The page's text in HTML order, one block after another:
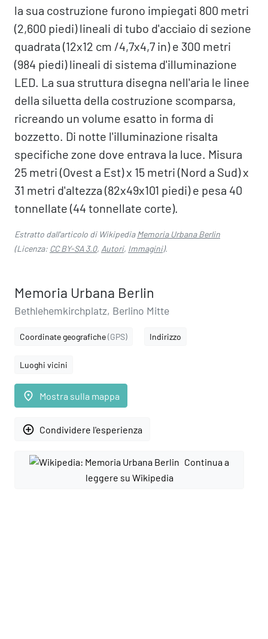
la sua costruzione furono impiegati 800 metri
(2,600 piedi) lineali di tubo d'acciaio di sezione
quadrata (12x12 cm /4,7x4,7 in) e 300 metri
(984 piedi) lineali di sistema d'illuminazione
LED. La sua struttura disegna nell'aria le linee
della siluetta della costruzione scomparsa,
ricreando un volume esatto in forma di
bozzetto. Di notte l'illuminazione risalta
specifiche zone dove entrava la luce. Misura
25 metri (Ovest a Est) x 15 metri (Nord a Sud) x
31 metri d'altezza (82x49x101 piedi) e pesa 40
tonnellate (44 tonnellate corte).
Estratto dall'articolo di WikipediaMemoria Urbana Berlin
(Licenza: CC BY-SA 3.0, Autori, Immagini).
Memoria Urbana Berlin
Bethlehemkirchplatz, Berlino Mitte
Coordinate geografiche(GPS) Indirizzo
Luoghi vicini
place Mostra sulla mappa
add_circle_outline Condividere l'esperienza
Continua a
leggere su Wikipedia